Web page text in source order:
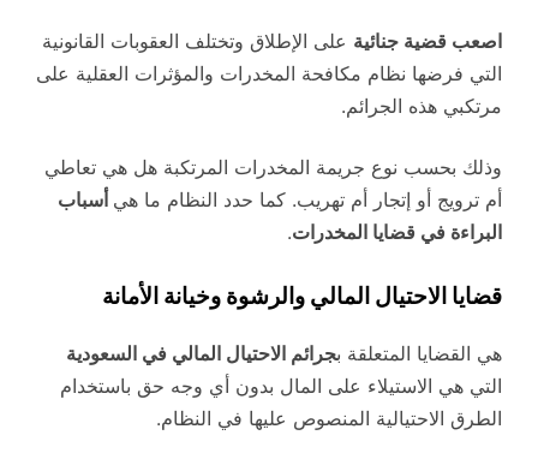
اصعب قضية جنائية على الإطلاق وتختلف العقوبات القانونية
التي فرضها نظام مكافحة المخدرات والمؤثرات العقلية على
مرتكبي هذه الجرائم.
وذلك بحسب نوع جريمة المخدرات المرتكبة هل هي تعاطي
أم ترويج أو إتجار أم تهريب. كما حدد النظام ما هي أسباب
البراءة في قضايا المخدرات.
قضايا الاحتيال المالي والرشوة وخيانة الأمانة
هي القضايا المتعلقة بجرائم الاحتيال المالي في السعودية
التي هي الاستيلاء على المال بدون أي وجه حق باستخدام
الطرق الاحتيالية المنصوص عليها في النظام.